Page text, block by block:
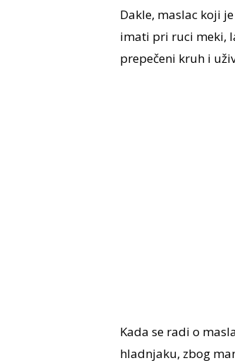
Dakle, maslac koji
imati pri ruci meki,
prepečeni kruh i
Kada se radi o
hladnjaku, zbog